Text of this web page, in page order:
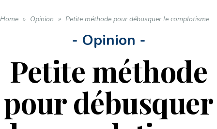
Home » Opinion » Petite méthode pour débusquer le complotisme
- Opinion -
Petite méthode
pour débusquer